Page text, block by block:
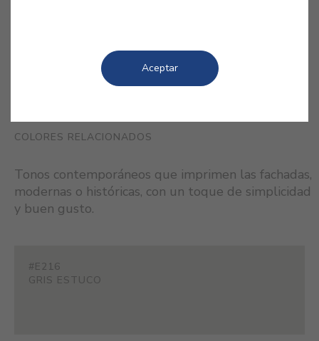
COLORES RELACIONADOS
Tonos contemporáneos que imprimen las fachadas,
modernas o históricas, con un toque de simplicidad
y buen gusto.
#E216
GRIS ESTUCO
Aceptar